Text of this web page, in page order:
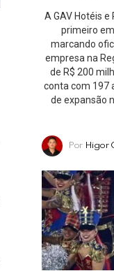
A GAV Hotéis e
primeiro
marcando
empresa na
de R$ 200
conta com 197
de expansão
Por Higor